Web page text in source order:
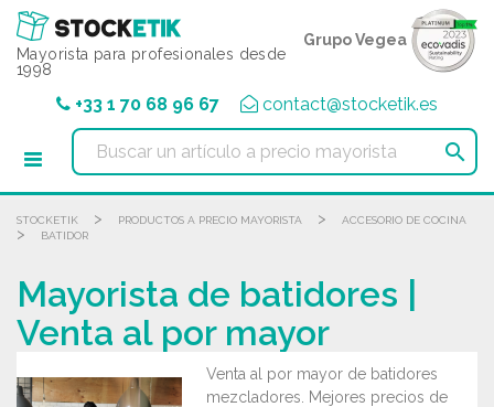
Mayorista para profesionales desde
1998
Grupo Vegea
+33 1 70 68 96 67 contact@stocketik.es

STOCKETIK > PRODUCTOS A PRECIO MAYORISTA > ACCESORIO DE COCINA
> BATIDOR
Mayorista de batidores |
Venta al por mayor
Venta al por mayor de batidores
mezcladores. Mejores precios de
Panel de gestión de cookies